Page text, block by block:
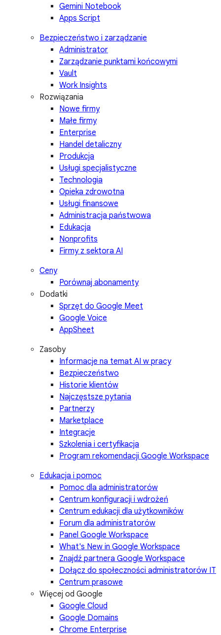
Gemini Notebook
Apps Script
Bezpieczeństwo i zarządzanie
Administrator
Zarządzanie punktami końcowymi
Vault
Work Insights
Rozwiązania
Nowe firmy
Małe firmy
Enterprise
Handel detaliczny
Produkcja
Usługi specjalistyczne
Technologia
Opieka zdrowotna
Usługi finansowe
Administracja państwowa
Edukacja
Nonprofits
Firmy z sektora AI
Ceny
Porównaj abonamenty
Dodatki
Sprzęt do Google Meet
Google Voice
AppSheet
Zasoby
Informacje na temat AI w pracy
Bezpieczeństwo
Historie klientów
Najczęstsze pytania
Partnerzy
Marketplace
Integracje
Szkolenia i certyfikacja
Program rekomendacji Google Workspace
Edukacja i pomoc
Pomoc dla administratorów
Centrum konfiguracji i wdrożeń
Centrum edukacji dla użytkowników
Forum dla administratorów
Panel Google Workspace
What's New in Google Workspace
Znajdź partnera Google Workspace
Dołącz do społeczności administratorów IT
Centrum prasowe
Więcej od Google
Google Cloud
Google Domains
Chrome Enterprise